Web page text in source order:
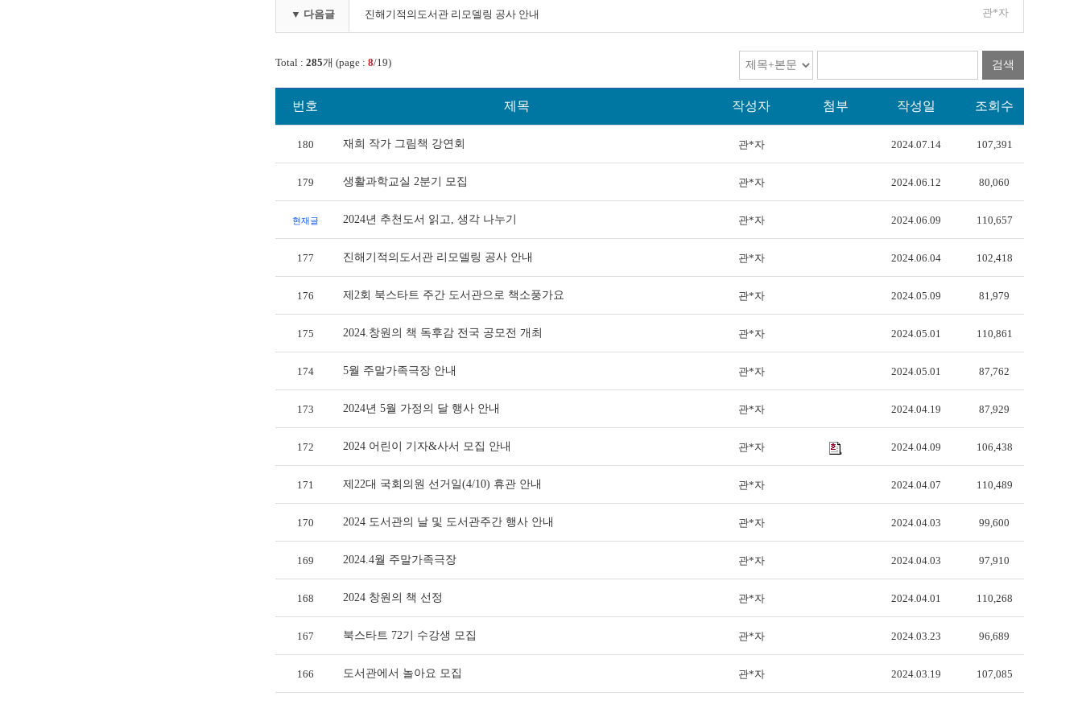
▼ 다음글 진해기적의도서관 리모델링 공사 안내 관*자
Total : 285개 (page : 8/19) 검색
번호 제목 작성자 첨부 작성일 조회수
180 재희 작가 그림책 강연회 관*자 2024.07.14 107,391
179 생활과학교실 2분기 모집 관*자 2024.06.12 80,060
현재글 2024년 추천도서 읽고, 생각 나누기 관*자 2024.06.09 110,657
177 진해기적의도서관 리모델링 공사 안내 관*자 2024.06.04 102,418
176 제2회 북스타트 주간 도서관으로 책소풍가요 관*자 2024.05.09 81,979
175 2024.창원의 책 독후감 전국 공모전 개최 관*자 2024.05.01 110,861
174 5월 주말가족극장 안내 관*자 2024.05.01 87,762
173 2024년 5월 가정의 달 행사 안내 관*자 2024.04.19 87,929
172 2024 어린이 기자&사서 모집 안내 관*자 2024.04.09 106,438
171 제22대 국회의원 선거일(4/10) 휴관 안내 관*자 2024.04.07 110,489
170 2024 도서관의 날 및 도서관주간 행사 안내 관*자 2024.04.03 99,600
169 2024.4월 주말가족극장 관*자 2024.04.03 97,910
168 2024 창원의 책 선정 관*자 2024.04.01 110,268
167 북스타트 72기 수강생 모집 관*자 2024.03.23 96,689
166 도서관에서 놀아요 모집 관*자 2024.03.19 107,085